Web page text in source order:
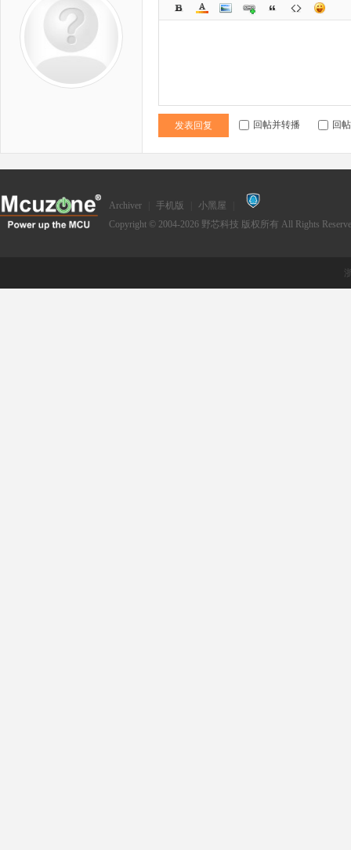
发表回复 回帖并转播 回
Archiver 手机版 小黑屋
Copyright © 2004-2026 野芯科技 版权所有 All Rights